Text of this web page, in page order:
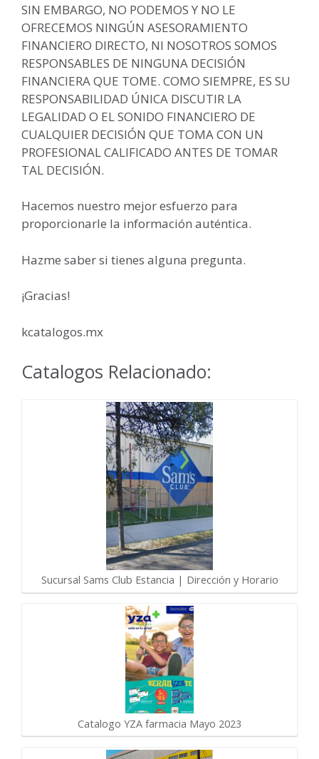
SIN EMBARGO, NO PODEMOS Y NO LE
OFRECEMOS NINGÚN ASESORAMIENTO
FINANCIERO DIRECTO, NI NOSOTROS SOMOS
RESPONSABLES DE NINGUNA DECISIÓN
FINANCIERA QUE TOME. COMO SIEMPRE, ES SU
RESPONSABILIDAD ÚNICA DISCUTIR LA
LEGALIDAD O EL SONIDO FINANCIERO DE
CUALQUIER DECISIÓN QUE TOMA CON UN
PROFESIONAL CALIFICADO ANTES DE TOMAR
TAL DECISIÓN.
Hacemos nuestro mejor esfuerzo para
proporcionarle la información auténtica.
Hazme saber si tienes alguna pregunta.
¡Gracias!
kcatalogos.mx
Catalogos Relacionado:
Sucursal Sams Club Estancia | Dirección y Horario
Catalogo YZA farmacia Mayo 2023